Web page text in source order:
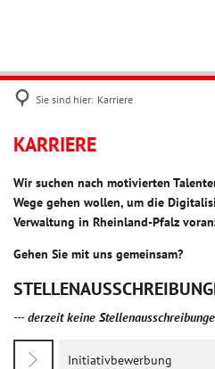
Sie sind hier: Karriere
Karriere
KARRIERE
Wir suchen nach motivierten
Wege gehen wollen, um die
Verwaltung in Rheinland-Pfalz
Gehen Sie mit uns gemeinsam?
--- derzeit keine
Initiativbewerbung